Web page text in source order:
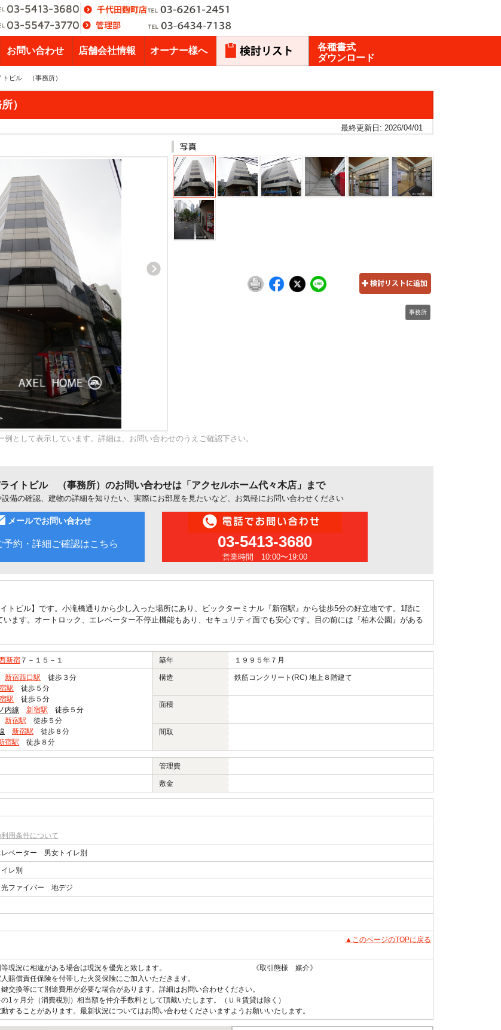
お問い合わせ 店舗会社情報 オーナー様へ
各種書式
ダウンロード
トビル （事務所）
）
最終更新日: 2026/04/01
事務所
として表示しています。詳細は、お問い合わせのうえご確認下さい。
イトビル （事務所）のお問い合わせは「アクセルホーム代々木店」まで
設備の確認、建物の詳細を知りたい、実際にお部屋を見たいなど、お気軽にお問い合わせください
メールでお問い合わせ
予約・詳細ご確認はこちら 03-5413-3680
営業時間 10:00〜19:00
トビル】です。小滝橋通りから少し入った場所にあり、ビックターミナル『新宿駅』から徒歩5分の好立地です。1階に
ます。オートロック、エレベーター不停止機能もあり、セキュリティ面でも安心です。目の前には『柏木公園』がある
新宿 ７－１５－１ 築年 １９９５年７月
新宿西口駅 徒歩３分
駅 徒歩５分
駅 徒歩５分
内線
新宿駅 徒歩５分
新宿駅 徒歩５分
新宿駅 徒歩８分
宿駅 徒歩８分
構造 鉄筋コンクリート(RC) 地上８階建て
面積
間取
管理費
敷金
用条件について
ベーター 男女トイレ別
イレ別
ファイバー 地デジ
▲このページのTOPに戻る
図等現況に相違がある場合は現況を優先と致します。 《取引態様 媒介》
賠償責任保険を付帯した火災保険にご加入いただきます。
交換等にて別途費用が必要な場合があります。詳細はお問い合わせください。
1ヶ月分（消費税別）相当額を仲介手数料として頂戴いたします。（ＵＲ賃貸は除く）
することがあります。最新状況についてはお問い合わせくださいますようお願いいたします。